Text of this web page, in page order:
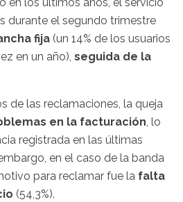
en los últimos años, el servicio
durante el segundo trimestre
fija (un 14% de los usuarios
en un año), seguida de la
de las reclamaciones, la queja
en la facturación, lo
registrada en las últimas
en el caso de la banda
para reclamar fue la falta
(54,3%).